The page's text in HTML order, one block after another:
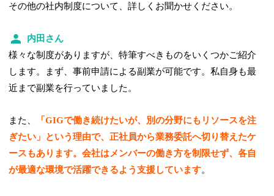
その他の社内制度について、詳しくお聞かせください。
内田さん
様々な制度がありますが、特筆すべきものをいくつかご紹介
します。まず、事前申請による副業が可能です。私自身も最
近まで副業を行っていました。
また、
「GIGで働き続けたいが、別の分野にもリソースを注
ぎたい」という理由で、正社員から業務委託へ切り替えたケ
ースもあります。会社はメンバーの働き方を制限せず、各自
が最適な環境で活躍できるよう支援しています。